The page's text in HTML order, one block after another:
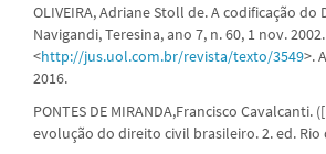
OLIVEIRA, Adriane Stoll de. A codificação do
Navigandi, Teresina, ano 7, n. 60, 1 nov.
<http://jus.uol.com.br/revista/texto/3549>.
2016.
PONTES DE MIRANDA,Francisco Cavalcanti.
evolução do direito civil brasileiro. 2. ed. Rio